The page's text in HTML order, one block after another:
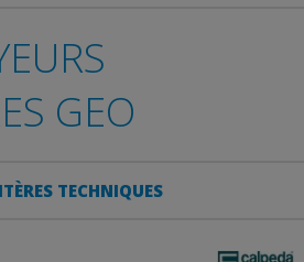
GEO
TECHNIQUES